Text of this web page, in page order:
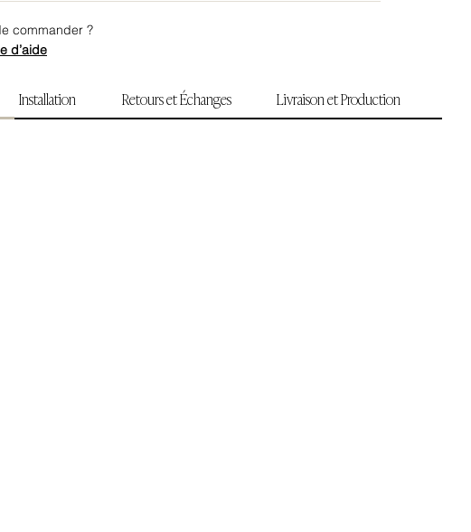
commander ?
d’aide
Installation Retours et Échanges Livraison et Production